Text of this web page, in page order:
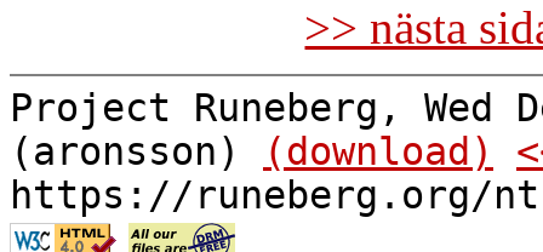
>> nästa
Project Runeberg, Wed
(aronsson)
(download)
https://runeberg.org/